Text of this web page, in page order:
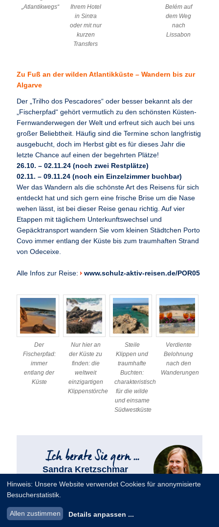
„Atlantikwegs“
Ihrem Hotel
in Sintra
oder mit nur
kurzen
Transfers
Belém auf
dem Weg
nach
Lissabon
Zu Fuß an der wilden Atlantikküste – Wandern bis zur
Algarve
Der „Trilho dos Pescadores“ oder besser bekannt als der
„Fischerpfad“ gehört vermutlich zu den schönsten Küsten-
Fernwanderwegen der Welt und erfreut sich auch bei uns
großer Beliebtheit. Häufig sind die Termine schon langfristig
ausgebucht, doch im Herbst gibt es für dieses Jahr die
letzte Chance auf einen der begehrten Plätze!
26.10. – 02.11.24 (noch zwei Restplätze)
02.11. – 09.11.24 (noch ein Einzelzimmer buchbar)
Wer das Wandern als die schönste Art des Reisens für sich
entdeckt hat und sich gern eine frische Brise um die Nase
wehen lässt, ist bei dieser Reise genau richtig. Auf vier
Etappen mit täglichem Unterkunftswechsel und
Gepäcktransport wandern Sie vom kleinen Städtchen Porto
Covo immer entlang der Küste bis zum traumhaften Strand
von Odeceixe.
Alle Infos zur Reise: www.schulz-aktiv-reisen.de/POR05
Der
Fischerpfad:
immer
entlang der
Küste
Nur hier an
der Küste zu
finden: die
weltweit
einzigartigen
Klippenstörche
Steile
Klippen und
traumhafte
Buchten:
charakteristisch
für die wilde
und einsame
Südwestküste
Verdiente
Belohnung
nach den
Wanderungen
Sandra Kretzschmar
Hinweis: Unsere Website verwendet Cookies für anonymisierte
Besucherstatistik.
Allen zustimmen Details anpassen ...